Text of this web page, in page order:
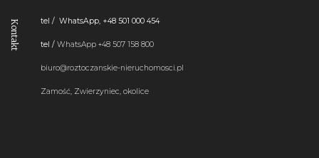
Kontakt tel / WhatsApp, +48 501 000 454
tel / WhatsApp+48 507 158 800
biuro@roztoczanskie-nieruchomosci.pl
Zamość, Zwierzyniec, okolice